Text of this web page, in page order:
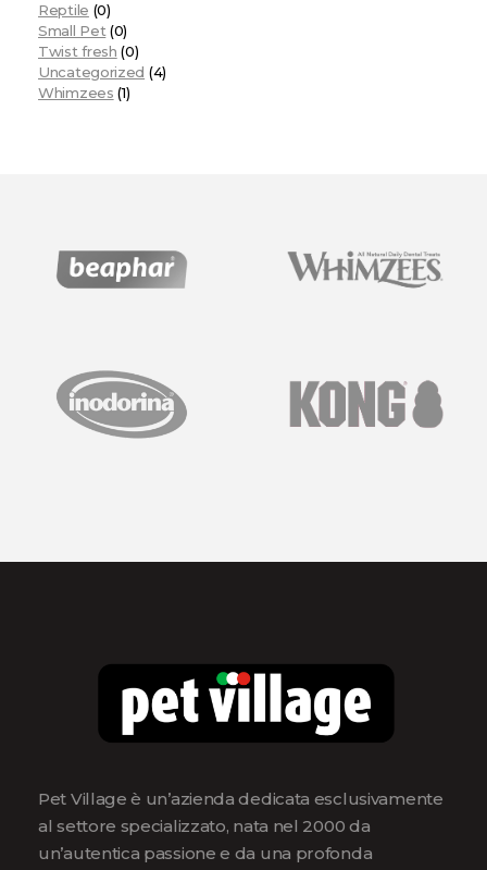
Reptile (0)
Small Pet (0)
Twist fresh (0)
Uncategorized (4)
Whimzees (1)
Pet Village è un’azienda dedicata esclusivamente
al settore specializzato, nata nel 2000 da
un’autentica passione e da una profonda